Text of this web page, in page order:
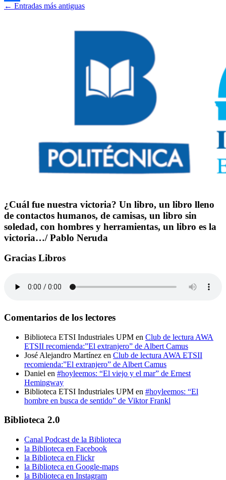
Compartir
Ir
← Entradas más antiguas
¿Cuál fue nuestra victoria? Un libro, un libro lleno
de contactos humanos, de camisas, un libro sin
soledad, con hombres y herramientas, un libro es la
victoria…/ Pablo Neruda
Gracias Libros
Comentarios de los lectores
Biblioteca ETSI Industriales UPM en Club de lectura AWA
ETSII recomienda:”El extranjero” de Albert Camus
José Alejandro Martínez en Club de lectura AWA ETSII
recomienda:”El extranjero” de Albert Camus
Daniel en #hoyleemos: “El viejo y el mar” de Ernest
Hemingway
Biblioteca ETSI Industriales UPM en #hoyleemos: “El
hombre en busca de sentido” de Viktor Frankl
Biblioteca 2.0
Canal Podcast de la Biblioteca
la Biblioteca en Facebook
la Biblioteca en Flickr
la Biblioteca en Google-maps
la Biblioteca en Instagram